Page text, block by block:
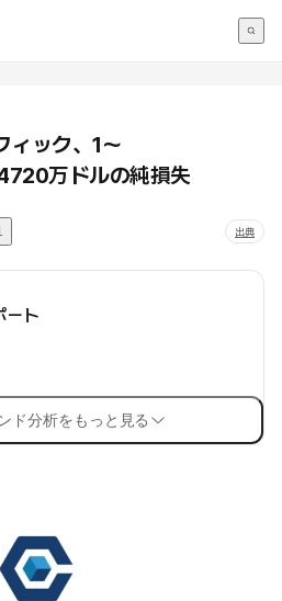
ィック、1〜
万ドルの純損失
出典
ート
ド分析をもっと見る